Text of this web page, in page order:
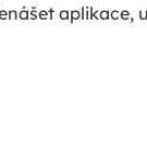
aplikace,